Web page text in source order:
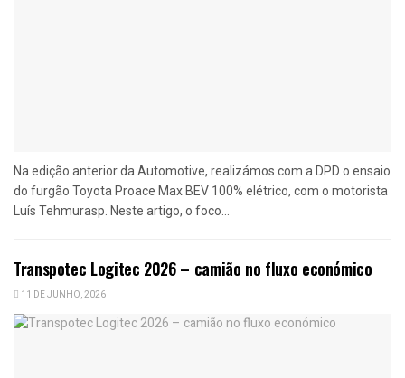
Na edição anterior da Automotive, realizámos com a DPD o ensaio
do furgão Toyota Proace Max BEV 100% elétrico, com o motorista
Luís Tehmurasp. Neste artigo, o foco...
Transpotec Logitec 2026 – camião no fluxo económico
11 DE JUNHO, 2026